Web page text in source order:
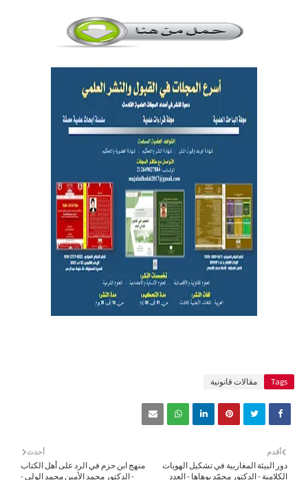
Tags مقالات قانونية
أحدث
منهج ابن حزم في الرد على أهل الكتاب
- الدكتور محمد الأمين محمد الولي -
أقدم
دور البيئة المغاربية في تشكيل الهويات
الكلامية - الدكتور محمّد بوهاها - العدد